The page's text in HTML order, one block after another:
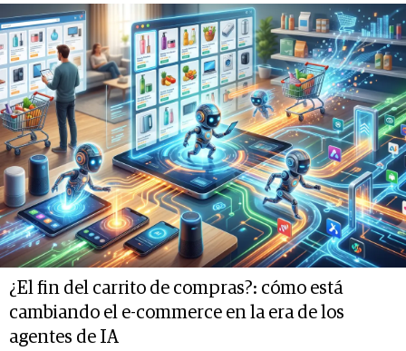
¿El fin del carrito de compras?: cómo está
cambiando el e-commerce en la era de los
agentes de IA